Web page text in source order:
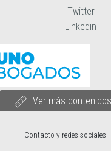
Twitter
Linkedin
Ver más contenidos
Contacto y redes sociales